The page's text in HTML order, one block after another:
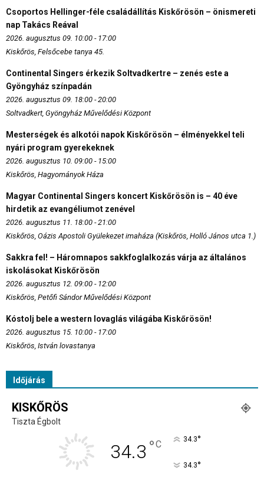
Csoportos Hellinger-féle családállítás Kiskőrösön – önismereti
nap Takács Reával
2026. augusztus 09. 10:00 - 17:00
Kiskőrös, Felsőcebe tanya 45.
Continental Singers érkezik Soltvadkertre – zenés este a
Gyöngyház színpadán
2026. augusztus 09. 18:00 - 20:00
Soltvadkert, Gyöngyház Művelődési Központ
Mesterségek és alkotói napok Kiskőrösön – élményekkel teli
nyári program gyerekeknek
2026. augusztus 10. 09:00 - 15:00
Kiskőrös, Hagyományok Háza
Magyar Continental Singers koncert Kiskőrösön is – 40 éve
hirdetik az evangéliumot zenével
2026. augusztus 11. 18:00 - 21:00
Kiskőrös, Oázis Apostoli Gyülekezet imaháza (Kiskőrös, Holló János utca 1.)
Sakkra fel! – Háromnapos sakkfoglalkozás várja az általános
iskolásokat Kiskőrösön
2026. augusztus 12. 09:00 - 12:00
Kiskőrös, Petőfi Sándor Művelődési Központ
Kóstolj bele a western lovaglás világába Kiskőrösön!
2026. augusztus 15. 10:00 - 17:00
Kiskőrös, István lovastanya
Időjárás
KISKŐRÖS
Tiszta Égbolt
34.3 °C 34.3°
34.3°